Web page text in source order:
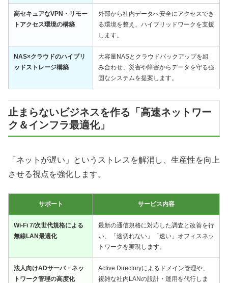
高セキュアなVPN・リモー
トアクセス環境の構築
外部から社内データへ安全にアクセスでき
る環境を整え、ハイブリッドワークを支援
します。
NAS×クラウドのハイブリ
ッドストレージ構築
大容量NASとクラウドバックアップを組
み合わせ、災害や障害からデータを守る強
固なシステムを提案します。
止まらないビジネスを作る「高速ネットワー
ク＆インフラ最適化」
「ネットが遅い」というストレスを解消し、生産性を向上
させる視点を強化します。
サポート サービス内容
Wi-Fi 7/次世代規格による
無線LAN最適化
最新の通信規格に対応した調査と改善を行
い、「途切れない」「速い」オフィスネッ
トワークを実現します。
法人向けADサーバ・ネッ
トワーク管理の高度化
Active Directoryによるドメイン管理や、
複雑な社内LANの設計・運用を代行しま